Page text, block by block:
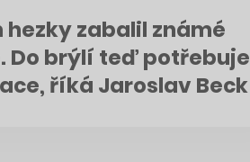
zabalil známé
Do brýlí teď potřebuje
říká Jaroslav Beck